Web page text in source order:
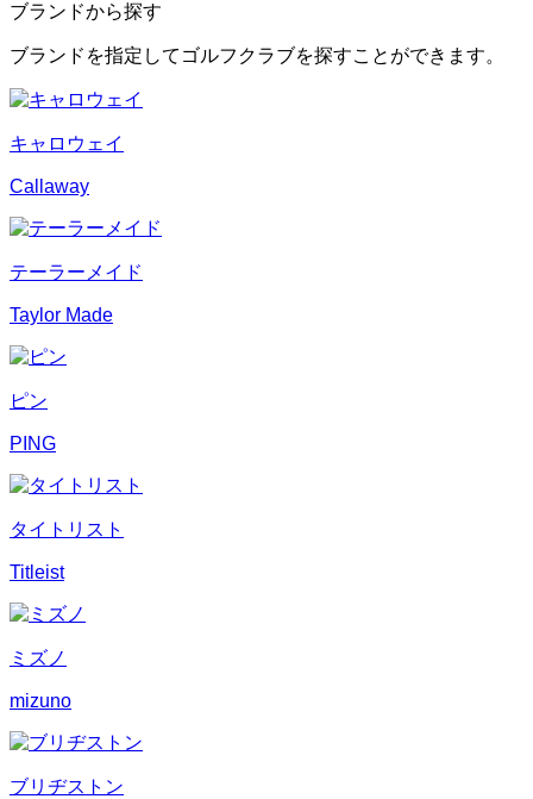
ブランドから探す
ブランドを指定してゴルフクラブを探すことができます。
キャロウェイ
Callaway
テーラーメイド
Taylor Made
ピン
PING
タイトリスト
Titleist
ミズノ
mizuno
ブリヂストン